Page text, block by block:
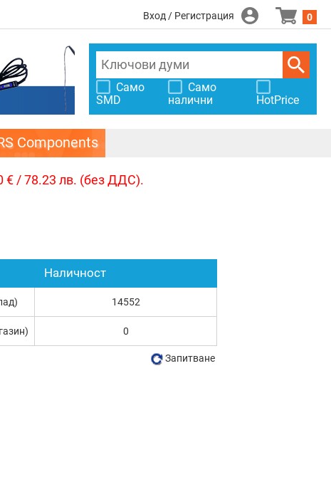
Вход / Регистрация 0
Само
SMD
Само
налични
HotPrice
Components
€ / 78.23 лв. (без ДДС).
Наличност
14552
0
Запитване